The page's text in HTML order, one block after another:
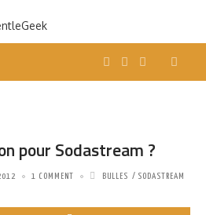
pour Sodastream ?
1 COMMENT BULLES
SODASTREAM